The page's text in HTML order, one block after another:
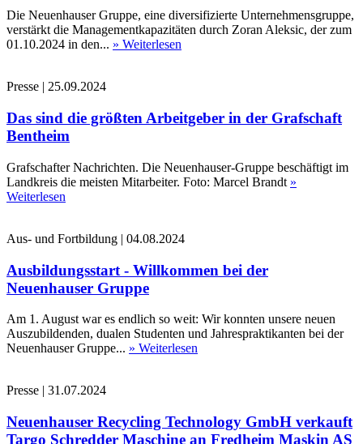
Die Neuenhauser Gruppe, eine diversifizierte Unternehmensgruppe,
verstärkt die Managementkapazitäten durch Zoran Aleksic, der zum
01.10.2024 in den... » Weiterlesen
Presse | 25.09.2024
Das sind die größten Arbeitgeber in der Grafschaft
Bentheim
Grafschafter Nachrichten. Die Neuenhauser-Gruppe beschäftigt im
Landkreis die meisten Mitarbeiter. Foto: Marcel Brandt »
Weiterlesen
Aus- und Fortbildung | 04.08.2024
Ausbildungsstart - Willkommen bei der
Neuenhauser Gruppe
Am 1. August war es endlich so weit: Wir konnten unsere neuen
Auszubildenden, dualen Studenten und Jahrespraktikanten bei der
Neuenhauser Gruppe... » Weiterlesen
Presse | 31.07.2024
Neuenhauser Recycling Technology GmbH verkauft
Targo Schredder Maschine an Fredheim Maskin AS